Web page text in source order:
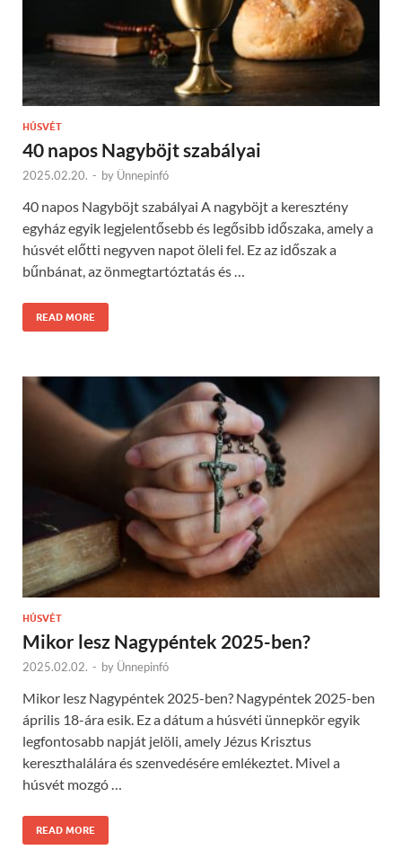
HÚSVÉT
40 napos Nagyböjt szabályai
2025.02.20. - by Ünnepinfó
40 napos Nagyböjt szabályai A nagyböjt a keresztény
egyház egyik legjelentősebb és legősibb időszaka, amely a
húsvét előtti negyven napot öleli fel. Ez az időszak a
bűnbánat, az önmegtartóztatás és …
READ MORE
HÚSVÉT
Mikor lesz Nagypéntek 2025-ben?
2025.02.02. - by Ünnepinfó
Mikor lesz Nagypéntek 2025-ben? Nagypéntek 2025-ben
április 18-ára esik. Ez a dátum a húsvéti ünnepkör egyik
legfontosabb napját jelöli, amely Jézus Krisztus
kereszthalálára és szenvedésére emlékeztet. Mivel a
húsvét mozgó …
READ MORE